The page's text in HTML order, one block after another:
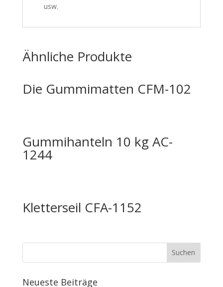
usw.
Ähnliche Produkte
Die Gummimatten CFM-102
Gummihanteln 10 kg AC-
1244
Kletterseil CFA-1152
Neueste Beiträge